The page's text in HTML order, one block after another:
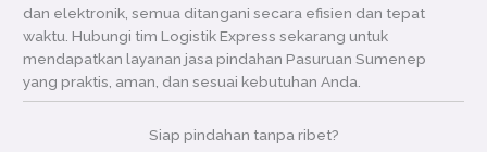
dan elektronik, semua ditangani secara efisien dan tepat
waktu. Hubungi tim Logistik Express sekarang untuk
mendapatkan layanan jasa pindahan Pasuruan Sumenep
yang praktis, aman, dan sesuai kebutuhan Anda.
Siap pindahan tanpa ribet?